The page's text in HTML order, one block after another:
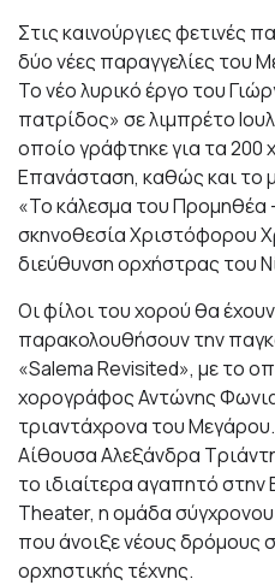
Στις καινούργιες φετινές
δύο νέες παραγγελίες του
Το νέο λυρικό έργο του
πατρίδος» σε λιμπρέτο
οποίο γράφτηκε για τα 200
Επανάσταση, καθώς και το
«Το κάλεσμα του Προμηθέα -
σκηνοθεσία Χριστόφορου
διεύθυνση ορχήστρας του
Οι φίλοι του χορού θα
παρακολουθήσουν την
«Salema Revisited», με το
χορογράφος Αντώνης
τριαντάχρονα του
Αίθουσα Αλεξάνδρα
το ιδιαίτερα αγαπητό
Theater, η ομάδα
που άνοιξε νέους δρόμους
ορχηστικής τέχνης.